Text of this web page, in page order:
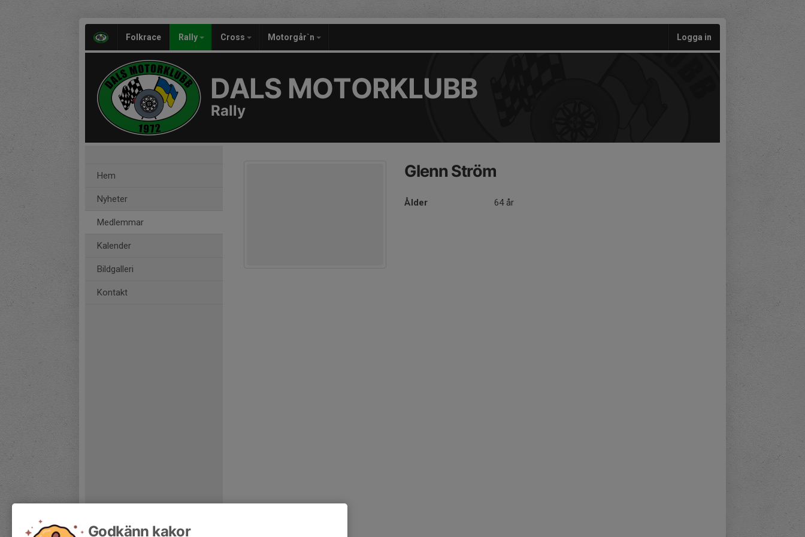
Folkrace Rally Cross Motorgår`n Logga in
DALS MOTORKLUBB
Rally
Hem
Nyheter
Medlemmar
Kalender
Bildgalleri
Kontakt
Glenn Ström
Ålder 64 år
Godkänn kakor